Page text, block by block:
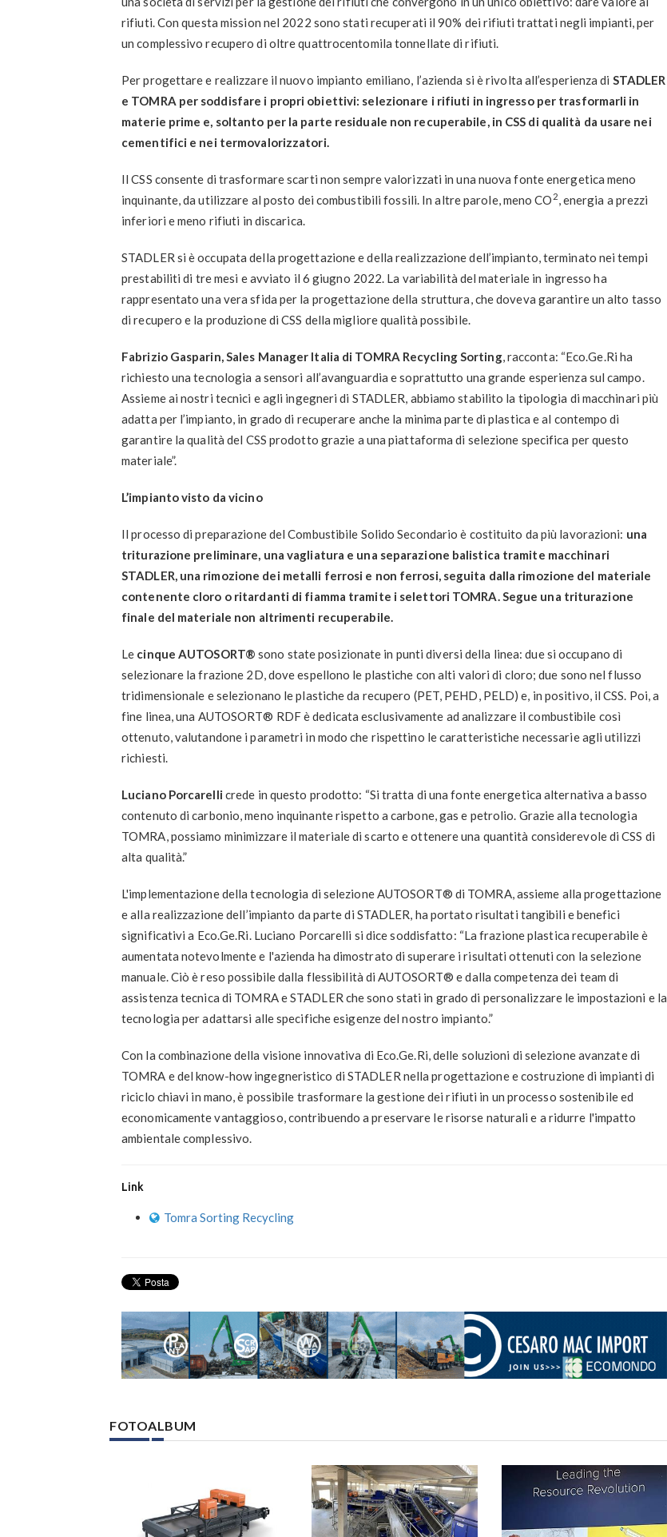
rifiuti. Con questa mission nel 2022 sono stati recuperati il 90% dei rifiuti trattati negli impianti, per
un complessivo recupero di oltre quattrocentomila tonnellate di rifiuti.
Per progettare e realizzare il nuovo impianto emiliano, l’azienda si è rivolta all’esperienza di STADLER
e TOMRA per soddisfare i propri obiettivi: selezionare i rifiuti in ingresso per trasformarli in
materie prime e, soltanto per la parte residuale non recuperabile, in CSS di qualità da usare nei
cementifici e nei termovalorizzatori.
Il CSS consente di trasformare scarti non sempre valorizzati in una nuova fonte energetica meno
inquinante, da utilizzare al posto dei combustibili fossili. In altre parole, meno CO 2 , energia a prezzi
inferiori e meno rifiuti in discarica.
STADLER si è occupata della progettazione e della realizzazione dell’impianto, terminato nei tempi
prestabiliti di tre mesi e avviato il 6 giugno 2022. La variabilità del materiale in ingresso ha
rappresentato una vera sfida per la progettazione della struttura, che doveva garantire un alto tasso
di recupero e la produzione di CSS della migliore qualità possibile.
Fabrizio Gasparin, Sales Manager Italia di TOMRA Recycling Sorting, racconta: “Eco.Ge.Ri ha
richiesto una tecnologia a sensori all’avanguardia e soprattutto una grande esperienza sul campo.
Assieme ai nostri tecnici e agli ingegneri di STADLER, abbiamo stabilito la tipologia di macchinari più
adatta per l’impianto, in grado di recuperare anche la minima parte di plastica e al contempo di
garantire la qualità del CSS prodotto grazie a una piattaforma di selezione specifica per questo
materiale”.
L’impianto visto da vicino
Il processo di preparazione del Combustibile Solido Secondario è costituito da più lavorazioni: una
triturazione preliminare, una vagliatura e una separazione balistica tramite macchinari
STADLER, una rimozione dei metalli ferrosi e non ferrosi, seguita dalla rimozione del materiale
contenente cloro o ritardanti di fiamma tramite i selettori TOMRA. Segue una triturazione
finale del materiale non altrimenti recuperabile.
Le cinque AUTOSORT® sono state posizionate in punti diversi della linea: due si occupano di
selezionare la frazione 2D, dove espellono le plastiche con alti valori di cloro; due sono nel flusso
tridimensionale e selezionano le plastiche da recupero (PET, PEHD, PELD) e, in positivo, il CSS. Poi, a
fine linea, una AUTOSORT® RDF è dedicata esclusivamente ad analizzare il combustibile così
ottenuto, valutandone i parametri in modo che rispettino le caratteristiche necessarie agli utilizzi
richiesti.
Luciano Porcarelli crede in questo prodotto: “Si tratta di una fonte energetica alternativa a basso
contenuto di carbonio, meno inquinante rispetto a carbone, gas e petrolio. Grazie alla tecnologia
TOMRA, possiamo minimizzare il materiale di scarto e ottenere una quantità considerevole di CSS di
alta qualità.”
L'implementazione della tecnologia di selezione AUTOSORT® di TOMRA, assieme alla progettazione
e alla realizzazione dell’impianto da parte di STADLER, ha portato risultati tangibili e benefici
significativi a Eco.Ge.Ri. Luciano Porcarelli si dice soddisfatto: “La frazione plastica recuperabile è
aumentata notevolmente e l'azienda ha dimostrato di superare i risultati ottenuti con la selezione
manuale. Ciò è reso possibile dalla flessibilità di AUTOSORT® e dalla competenza dei team di
assistenza tecnica di TOMRA e STADLER che sono stati in grado di personalizzare le impostazioni e la
tecnologia per adattarsi alle specifiche esigenze del nostro impianto.”
Con la combinazione della visione innovativa di Eco.Ge.Ri, delle soluzioni di selezione avanzate di
TOMRA e del know-how ingegneristico di STADLER nella progettazione e costruzione di impianti di
riciclo chiavi in mano, è possibile trasformare la gestione dei rifiuti in un processo sostenibile ed
economicamente vantaggioso, contribuendo a preservare le risorse naturali e a ridurre l'impatto
ambientale complessivo.
Link
Tomra Sorting Recycling
FOTOALBUM